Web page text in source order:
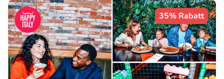
35% Rabatt